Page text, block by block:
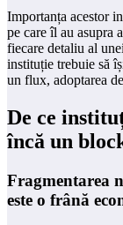
Importanța acestor
pe care îl au asupra
fiecare detaliu al
instituție trebuie să
un flux, adoptarea
De ce
încă un
Fragmentarea
este o frână